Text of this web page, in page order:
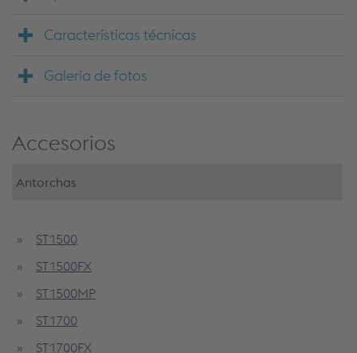
Características técnicas
Galería de fotos
Accesorios
Antorchas
ST1500
ST1500FX
ST1500MP
ST1700
ST1700FX